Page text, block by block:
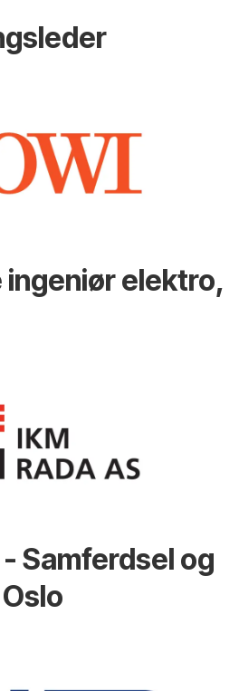
ingeniør elektro,
Samferdsel og